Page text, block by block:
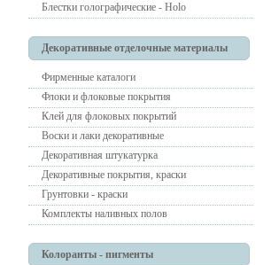
Блестки голографические - Holo
Декоративные отделочные материалы
Фирменные каталоги
Флоки и флоковые покрытия
Клей для флоковых покрытий
Воски и лаки декоративные
Декоративная штукатурка
Декоративные покрытия, краски
Грунтовки - краски
Комплекты наливных полов
Колоранты - пигменты